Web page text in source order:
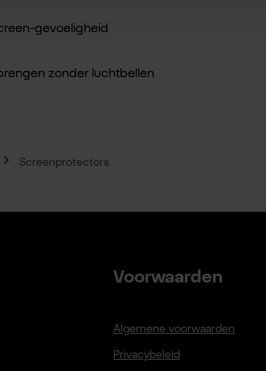
gevoeligheid
zonder luchtbellen
Screenprotectors
Voorwaarden
Algemene voorwaarden
Privacybeleid